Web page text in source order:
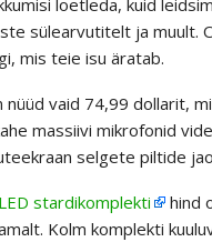
sülearvutitelt ja muult.
mis teie isu äratab.
nüüd vaid 74,99 dollarit,
massiivi mikrofonid
selgete piltide
stardikomplekti
hind
Kolm komplekti